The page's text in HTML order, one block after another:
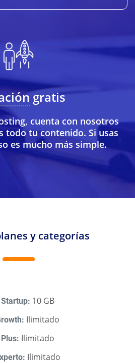
gratis
cuenta con nosotros
todo tu contenido. Si usas
es mucho más simple.
y categorías
10 GB
Ilimitado
Ilimitado
Ilimitado